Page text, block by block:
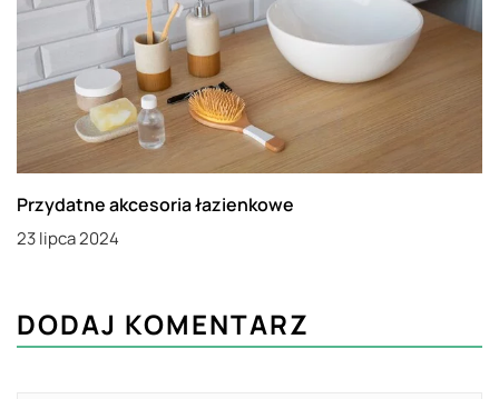
Przydatne akcesoria łazienkowe
23 lipca 2024
DODAJ KOMENTARZ